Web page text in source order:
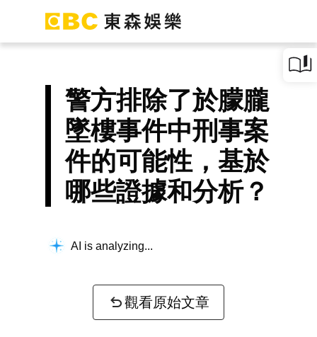
警方排除了於朦朧
墜樓事件中刑事案
件的可能性，基於
哪些證據和分析？
AI is analyzing...
觀看原始文章